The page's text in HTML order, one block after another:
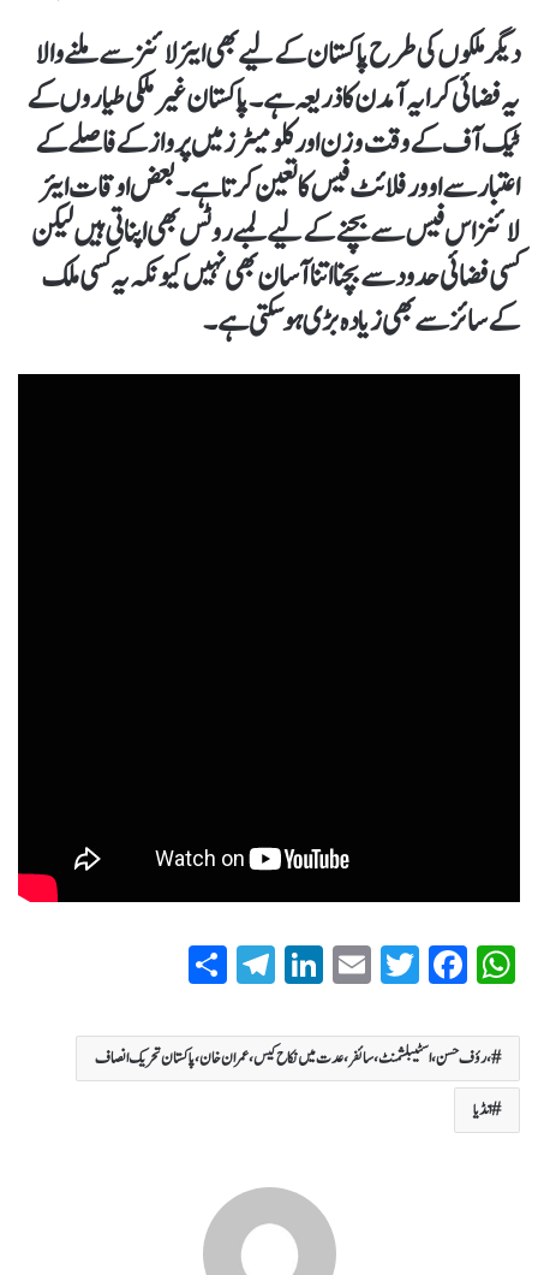
دیگر ملکوں کی طرح پاکستان کے لیے بھی ایئرلائنز سے ملنے والا
یہ فضائی کرایہ آمدن کا ذریعہ ہے۔ پاکستان غیر ملکی طیاروں کے
ٹیک آف کے وقت وزن اور کلومیٹرز میں پرواز کے فاصلے کے
اعتبار سے اوورفلائٹ فیس کا تعین کرتا ہے۔ بعض اوقات ایئر
لائنز اس فیس سے بچنے کے لیے لمبے روٹس بھی اپناتی ہیں لیکن
کسی فضائی حدود سے بچنا اتنا آسان بھی نہیں کیونکہ یہ کسی ملک
کے سائز سے بھی زیادہ بڑی ہو سکتی ہے۔
W
ha
ts
A
pp
Fa
ce
bo
ok
T
wi
tte
r
E
m
ail
Li
nk
ed
In
T
el
eg
ra
re
، رؤف حسن، اسٹیبلشمنٹ، سائفر، عدت میں نکاح کیس،عمران خان، پاکستان تحریک انصاف
انڈیا